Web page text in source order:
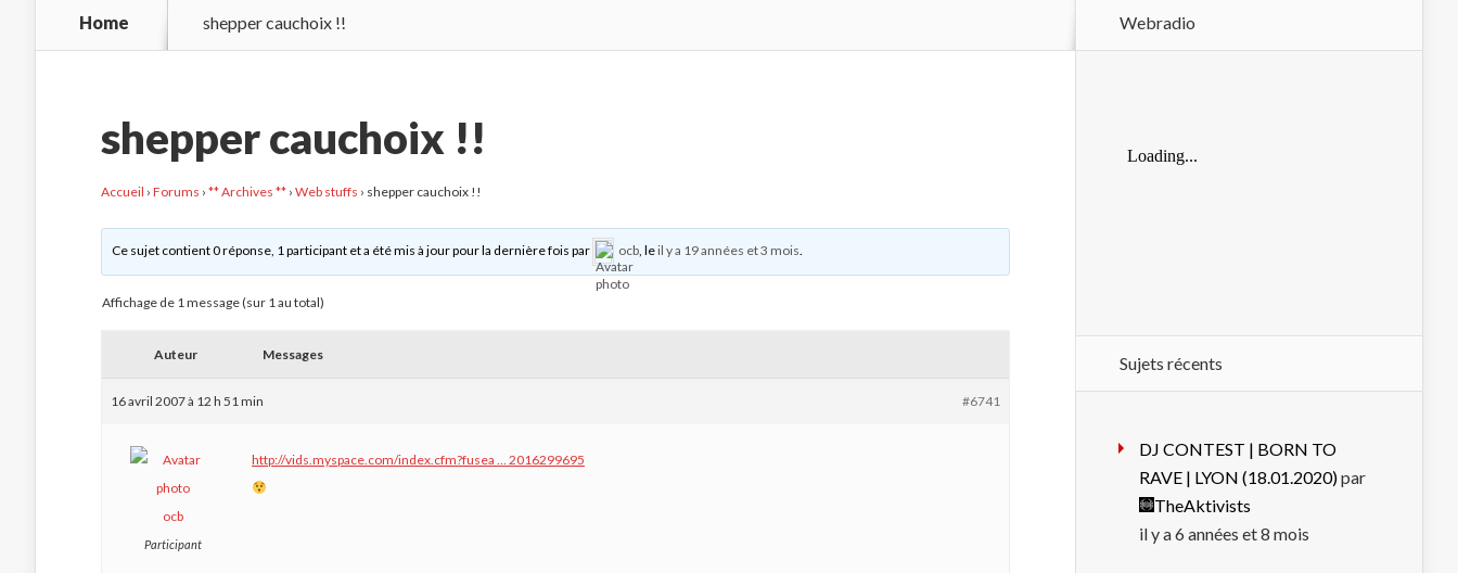
Home shepper cauchoix !!
shepper cauchoix !!
Accueil › Forums › ** Archives ** › Web stuffs › shepper cauchoix !!
Ce sujet contient 0 réponse, 1 participant et a été mis à jour pour la dernière fois par ocb, leil y a 19 années et 3 mois.
Affichage de 1 message (sur 1 au total)
Auteur Messages
16 avril 2007 à 12 h 51 min #6741
ocb
Participant
http://vids.myspace.com/index.cfm?fusea … 2016299695
Webradio
Sujets récents
DJ CONTEST | BORN TO
RAVE | LYON (18.01.2020)par
TheAktivists
il y a 6 années et 8 mois